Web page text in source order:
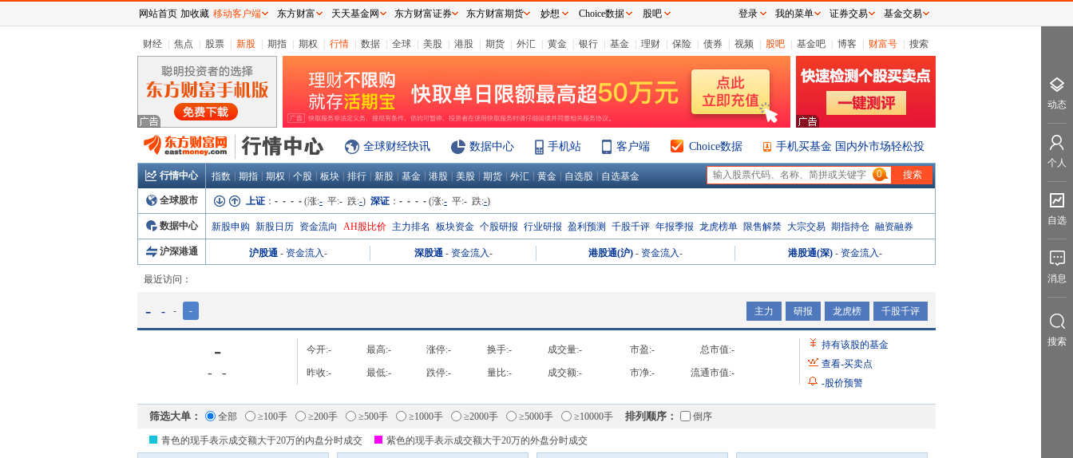
财经 焦点 股票 新股 期指 期权 行情 数据 全球 美股 港股 期货 外汇 黄金 银行 基金 理财 保险 债券 视频 股吧 基金吧 博客 财富号 搜索
全球财经快讯 数据中心 手机站 客户端 Choice数据 手机买基金 国内外市场轻松投
行情中心 指数 期指 期权 个股 板块 排行 新股 基金 港股 美股 期货 外汇 黄金 自选股 自选基金 0
全球股市 上证 ： - - - - (涨:- 平:- 跌:-) 深证 ： - - - - (涨:- 平:- 跌:-)
数据中心 新股申购 新股日历 资金流向 AH股比价 主力排名 板块资金 个股研报 行业研报 盈利预测 千股千评 年报季报 龙虎榜单 限售解禁 大宗交易 期指持仓 融资融券
沪深港通 沪股通 - 资金流入- 深股通 - 资金流入- 港股通(沪) - 资金流入- 港股通(深) - 资金流入-
最近访问：
- - - - 主力 研报 龙虎榜 千股千评
-
- -
今开:- 最高:- 涨停:- 换手:- 成交量:- 市盈:- 总市值:-
昨收:- 最低:- 跌停:- 量比:- 成交额:- 市净:- 流通市值:-
持有该股的基金
查看-买卖点
-股价预警
筛选大单： 全部 ≥100手 ≥200手 ≥500手 ≥1000手 ≥2000手 ≥5000手 ≥10000手 排列顺序： 倒序
青色的现手表示成交额大于20万的内盘分时成交 紫色的现手表示成交额大于20万的外盘分时成交
网站首页 加收藏 移动客户端 东方财富 天天基金网 东方财富证券 东方财富期货 妙想 Choice数据 股吧 登录 我的菜单 证券交易 基金交易
动态
个人
自选
消息
搜索